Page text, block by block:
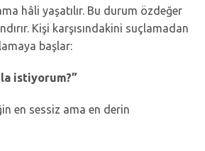
hâli yaşatılır. Bu durum özdeğer
Kişi karşısındakini suçlamadan
başlar:
istiyorum?”
en sessiz ama en derin